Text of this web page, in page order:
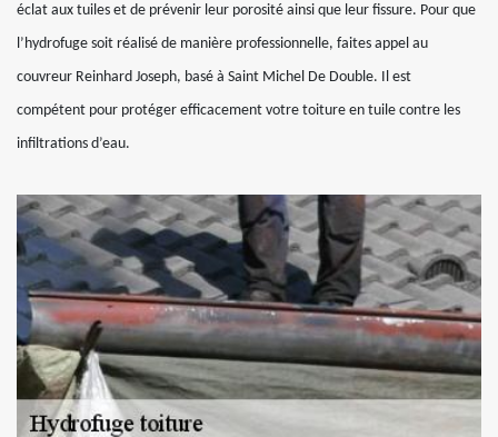
éclat aux tuiles et de prévenir leur porosité ainsi que leur fissure. Pour que
l’hydrofuge soit réalisé de manière professionnelle, faites appel au
couvreur Reinhard Joseph, basé à Saint Michel De Double. Il est
compétent pour protéger efficacement votre toiture en tuile contre les
infiltrations d’eau.